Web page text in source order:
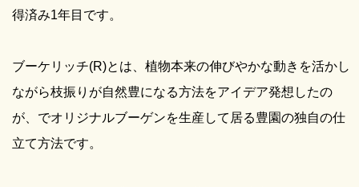
得済み1年目です。
ブーケリッチ(R)とは、植物本来の伸びやかな動きを活かし
ながら枝振りが自然豊になる方法をアイデア発想したの
が、でオリジナルブーゲンを生産して居る豊園の独自の仕
立て方法です。